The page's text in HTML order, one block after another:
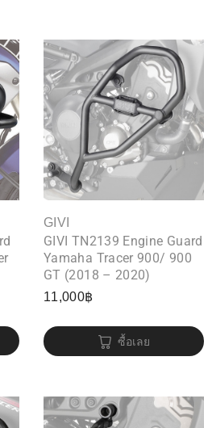
GIVI
GIVI TN2139 Engine Guard
Yamaha Tracer 900/ 900
GT (2018 – 2020)
11,000฿
ซื้อเลย